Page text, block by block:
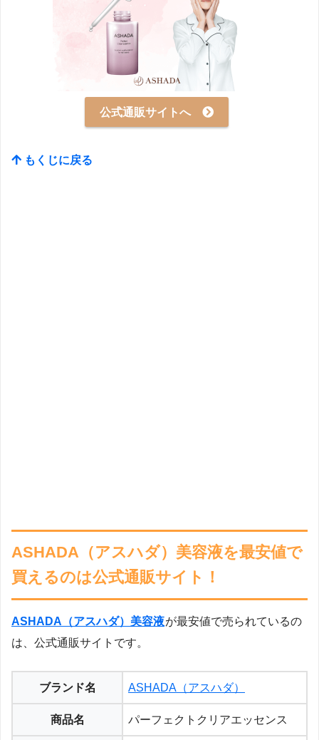
公式通販サイトへ
もくじに戻る
ASHADA（アスハダ）美容液を最安値で
買えるのは公式通販サイト！
ASHADA（アスハダ）美容液が最安値で売られているの
は、公式通販サイトです。
ブランド名 ASHADA（アスハダ）
商品名 パーフェクトクリアエッセンス